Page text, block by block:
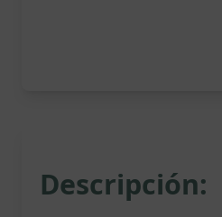
Descripción: